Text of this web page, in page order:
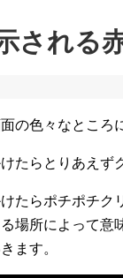
される
の色々なところ
たらとりあえず
けたらポチポチ
場所によって意
ます。